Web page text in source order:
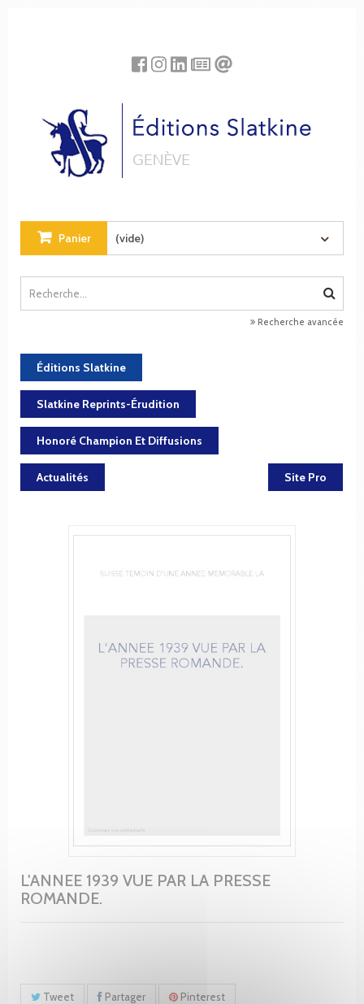
Panier (vide)
Recherche avancée
Éditions Slatkine
Slatkine Reprints-Érudition
Honoré Champion Et Diffusions
Actualités Site Pro
L'ANNEE 1939 VUE PAR LA PRESSE
ROMANDE.
Tweet Partager Pinterest